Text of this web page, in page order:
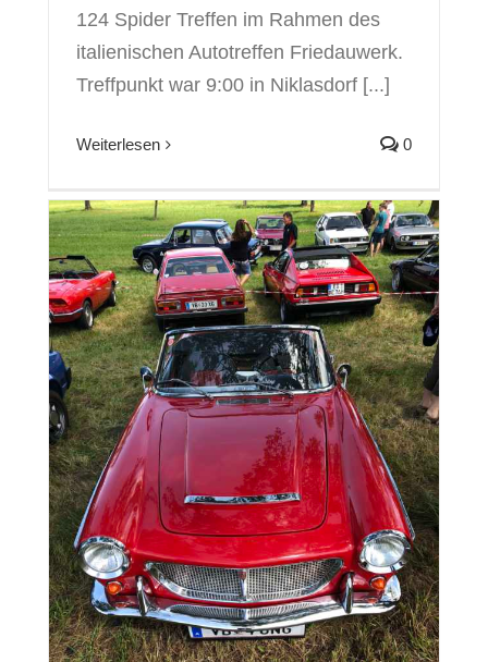
124 Spider Treffen im Rahmen des
italienischen Autotreffen Friedauwerk.
Treffpunkt war 9:00 in Niklasdorf [...]
Weiterlesen 0